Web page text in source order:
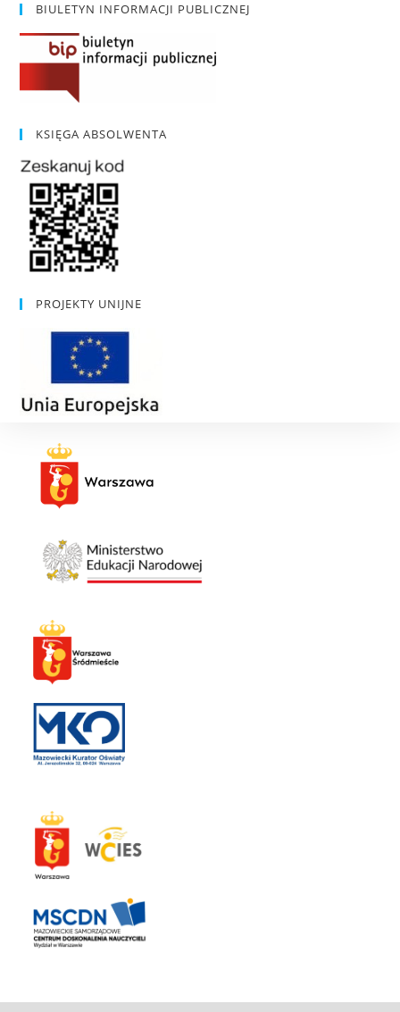
BIULETYN INFORMACJI PUBLICZNEJ
KSIĘGA ABSOLWENTA
PROJEKTY UNIJNE